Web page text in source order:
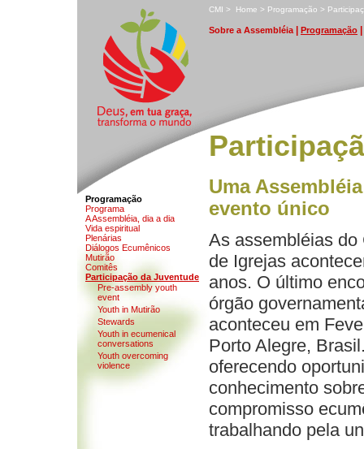
CMI > Home > Programação > Pa
Sobre a Assembléia| Programação
Programação
Programa
A Assembléia, dia a dia
Vida espiritual
Plenárias
Diálogos Ecumênicos
Mutirão
Comitês
Participação da Juventude
Pre-assembly youth
event
Youth in Mutirão
Stewards
Youth in ecumenical
conversations
Youth overcoming
violence
Uma
evento único
As assembléias
de Igrejas
anos. O último
órgão
aconteceu em
Porto Alegre,
oferecendo
conhecimento
compromisso
trabalhando pela